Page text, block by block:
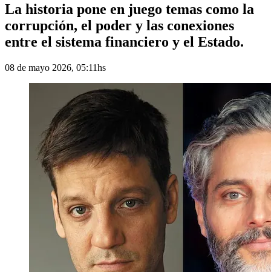
La historia pone en juego temas como la
corrupción, el poder y las conexiones
entre el sistema financiero y el Estado.
08 de mayo 2026, 05:11hs